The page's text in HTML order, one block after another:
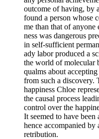
out­co­me of having, by
found a per­son who­se
me than that of
ness was dan­ge­rous
in self-suf­fi­ci­ent
ady labor pro­du­ced a
the world of mole­cu­lar
qualms about
from such a dis­co­very.
hap­pi­ness Chloe
the cau­sal pro­cess
con­trol over the
It see­med to have
hence accom­pa­nied
retribution.